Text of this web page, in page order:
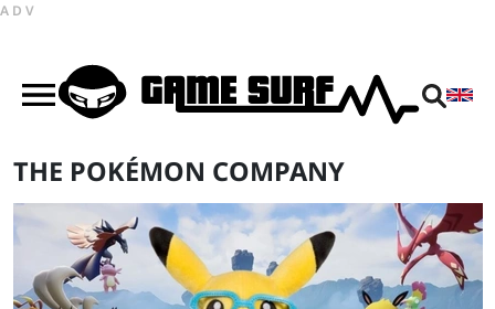
ADV
THE POKÉMON COMPANY